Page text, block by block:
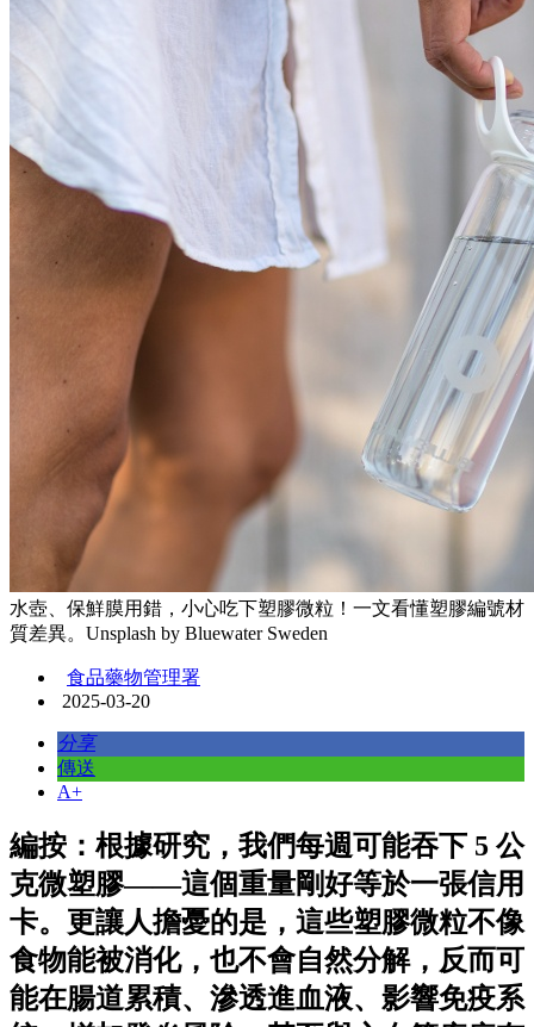
水壺、保鮮膜用錯，小心吃下塑膠微粒！一文看懂塑膠編號材
質差異。Unsplash by Bluewater Sweden
食品藥物管理署
2025-03-20
分享
傳送
A+
編按：根據研究，我們每週可能吞下 5 公
克微塑膠——這個重量剛好等於一張信用
卡。更讓人擔憂的是，這些塑膠微粒不像
食物能被消化，也不會自然分解，反而可
能在腸道累積、滲透進血液、影響免疫系